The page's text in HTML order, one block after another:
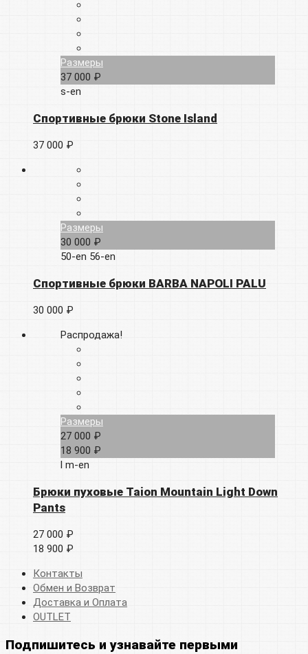
Размеры
37 000 ₽
s-en
Спортивные брюки Stone Island
37 000 ₽
Размеры
30 000 ₽
50-en 56-en
Спортивные брюки BARBA NAPOLI PALU
30 000 ₽
Распродажа!
Размеры
27 000 ₽
18 900 ₽
l m-en
Брюки пуховые Taion Mountain Light Down
Pants
27 000 ₽
18 900 ₽
Контакты
Обмен и Возврат
Доставка и Оплата
OUTLET
Подпишитесь и узнавайте первыми